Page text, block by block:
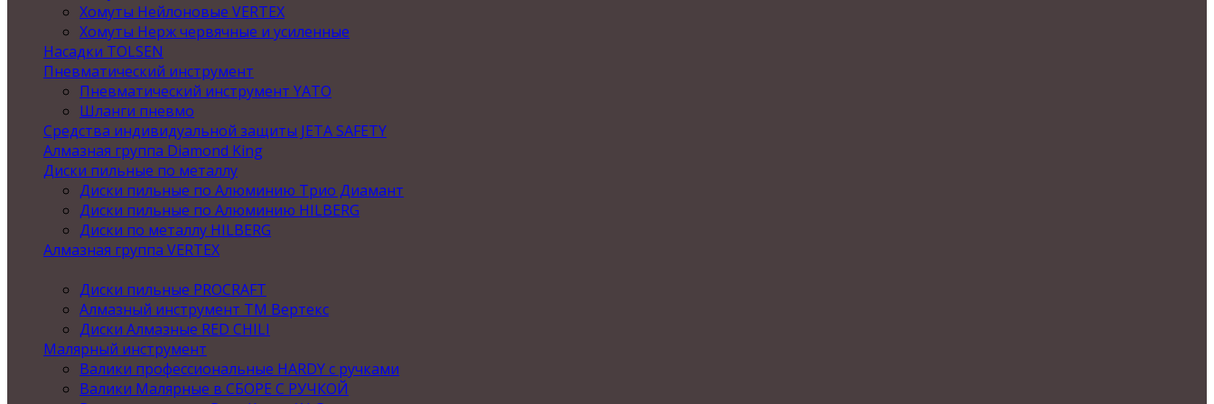
Хомуты Нейлоновые VERTEX
Хомуты Нерж червячные и усиленные
Насадки TOLSEN
Пневматический инструмент
Пневматический инструмент YATO
Шланги пневмо
Средства индивидуальной защиты JETA SAFETY
Алмазная группа Diamond King
Диски пильные по металлу
Диски пильные по Алюминию Трио Диамант
Диски пильные по Алюминию HILBERG
Диски по металлу HILBERG
Алмазная группа VERTEX
Диски пильные PROCRAFT
Алмазный инструмент ТМ Вертекс
Диски Алмазные RED CHILI
Малярный инструмент
Валики профессиональные HARDY с ручками
Валики Малярные в СБОРЕ С РУЧКОЙ